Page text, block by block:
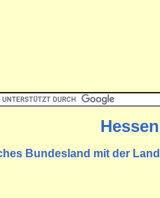
Hessen
Bundesland mit der